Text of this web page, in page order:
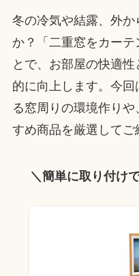
冬の冷気や結露、外
か？「二重窓をカーテ
とで、お部屋の快適
的に向上します。今
る窓周りの環境作り
すめ商品を厳選してご
＼簡単に取り付け